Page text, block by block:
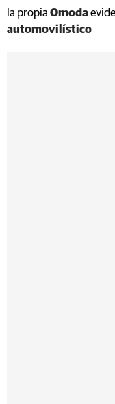
la propia Omoda
automovilístico